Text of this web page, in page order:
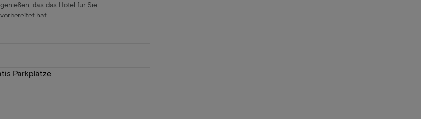
genießen, das das Hotel für Sie
vorbereitet hat.